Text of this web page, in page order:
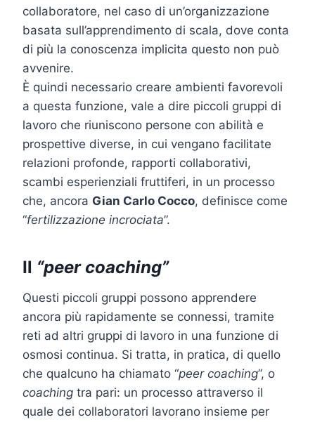
collaboratore, nel caso di un’organizzazione
basata sull’apprendimento di scala, dove conta
di più la conoscenza implicita questo non può
avvenire.
È quindi necessario creare ambienti favorevoli
a questa funzione, vale a dire piccoli gruppi di
lavoro che riuniscono persone con abilità e
prospettive diverse, in cui vengano facilitate
relazioni profonde, rapporti collaborativi,
scambi esperienziali fruttiferi, in un processo
che, ancora Gian Carlo Cocco, definisce come
“fertilizzazione incrociata”.
Il “peer coaching”
Questi piccoli gruppi possono apprendere
ancora più rapidamente se connessi, tramite
reti ad altri gruppi di lavoro in una funzione di
osmosi continua. Si tratta, in pratica, di quello
che qualcuno ha chiamato “peer coaching”, o
coaching tra pari: un processo attraverso il
quale dei collaboratori lavorano insieme per